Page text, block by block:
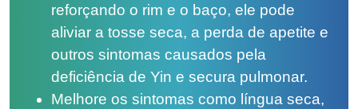
reforçando o rim e o baço, ele pode
aliviar a tosse seca, a perda de apetite e
outros sintomas causados ​​pela
deficiência de Yin e secura pulmonar.
Melhore os sintomas como língua seca,